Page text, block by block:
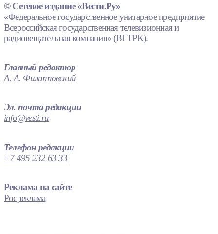
© Сетевое издание «Вести.Ру»
«Федеральное государственное унитарное предприятие
Всероссийская государственная телевизионная и
радиовещательная компания» (ВГТРК).
Главный редактор
А. А. Филипповский
Эл. почта редакции
info@vesti.ru
Телефон редакции
+7 495 232 63 33
Реклама на сайте
Росреклама